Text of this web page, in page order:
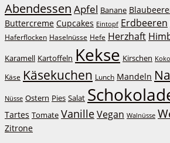
Abendessen Apfel Banane
Buttercreme Cupcakes Eintopf Erdbeeren
Haferflocken Haselnüsse Hefe Herzhaft
Karamell Kartoffeln Kekse Kirschen
Käse Käsekuchen Lunch Mandeln
Nüsse Ostern Pies Salat
Tartes Tomate VanilleVegan Walnüsse
Zitrone